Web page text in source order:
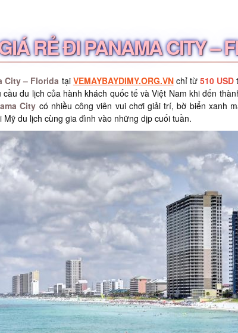
RẺ ĐI PANAMA CITY –
City – Florida tại VEMAYBAYDIMY.ORG.VNchỉ từ 510 USD
du lịch của hành khách quốc tế và Việt Nam khi đến
City có nhiều công viên vui chơi giải trí, bờ biển xanh
du lịch cùng gia đình vào những dịp cuối tuần.